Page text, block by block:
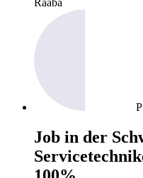
P
Job in der